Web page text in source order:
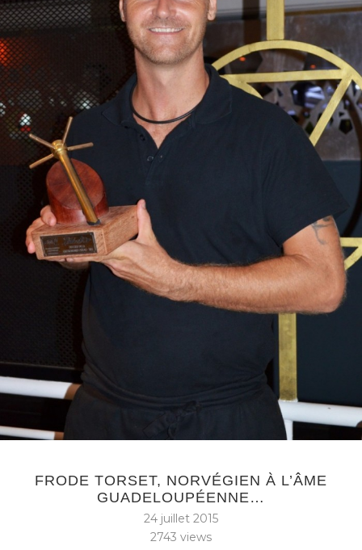
FRODE TORSET, NORVÉGIEN À L’ÂME
GUADELOUPÉENNE…
24 juillet 2015
2743 views